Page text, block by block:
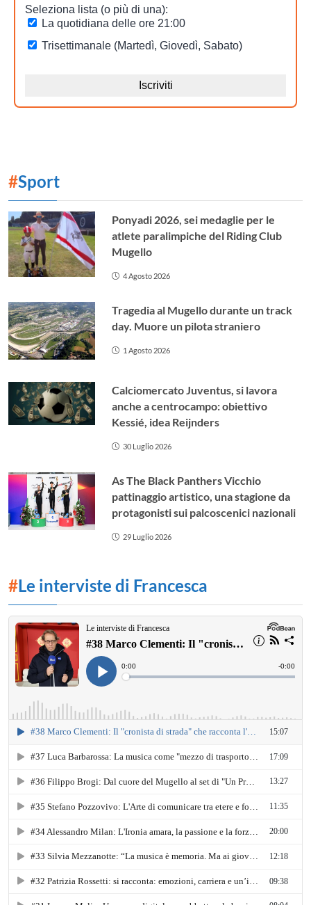
#Sport
Ponyadi 2026, sei medaglie per le
atlete paralimpiche del Riding Club
Mugello
4 Agosto 2026
Tragedia al Mugello durante un track
day. Muore un pilota straniero
1 Agosto 2026
Calciomercato Juventus, si lavora
anche a centrocampo: obiettivo
Kessié, idea Reijnders
30 Luglio 2026
As The Black Panthers Vicchio
pattinaggio artistico, una stagione da
protagonisti sui palcoscenici nazionali
29 Luglio 2026
#Le interviste di Francesca